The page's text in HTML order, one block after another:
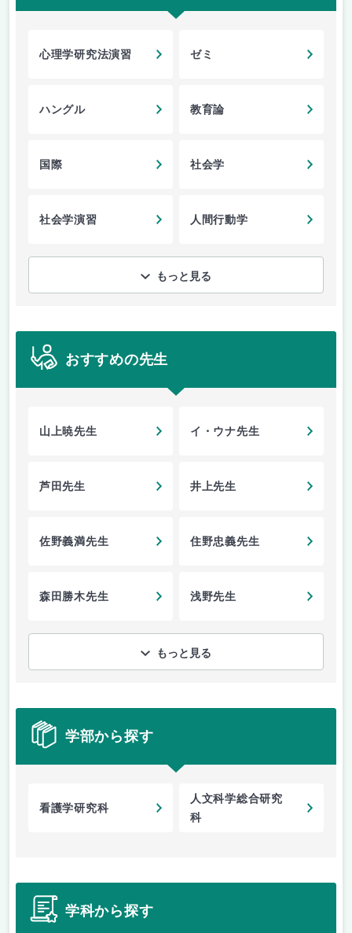
心理学研究法演習 ゼミ
ハングル 教育論
国際 社会学
社会学演習 人間行動学
もっと見る
おすすめの先生
山上暁先生 イ・ウナ先生
芦田先生 井上先生
佐野義満先生 住野忠義先生
森田勝木先生 浅野先生
もっと見る
学部から探す
看護学研究科
人文科学総合研究
科
学科から探す